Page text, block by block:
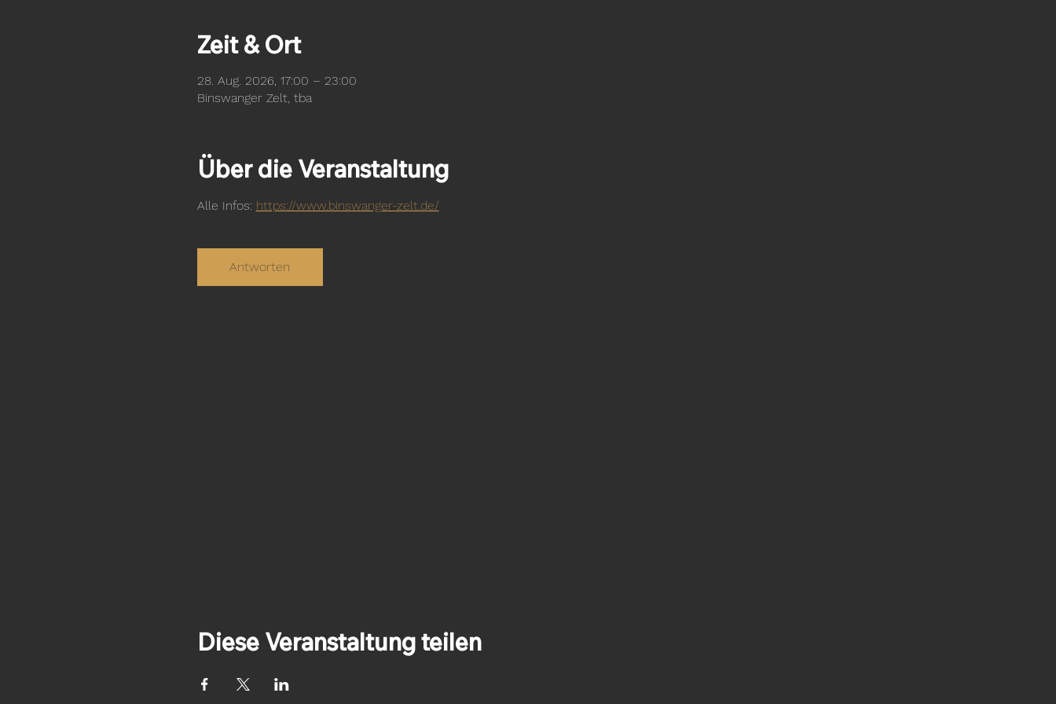
Zeit & Ort
28. Aug. 2026, 17:00 – 23:00
Binswanger Zelt, tba
Über die Veranstaltung
Alle Infos: https://www.binswanger-zelt.de/
Antworten
Diese Veranstaltung teilen